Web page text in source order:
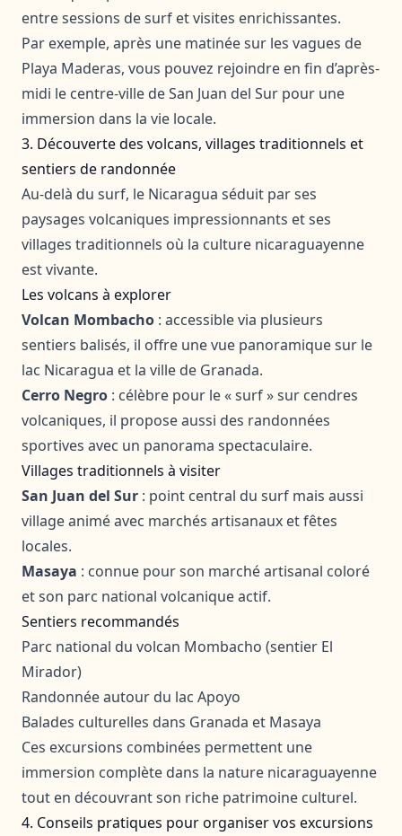
entre sessions de surf et visites enrichissantes.
Par exemple, après une matinée sur les vagues de
Playa Maderas, vous pouvez rejoindre en fin d’après-
midi le centre-ville de San Juan del Sur pour une
immersion dans la vie locale.
3. Découverte des volcans, villages traditionnels et
sentiers de randonnée
Au-delà du surf, le Nicaragua séduit par ses
paysages volcaniques impressionnants et ses
villages traditionnels où la culture nicaraguayenne
est vivante.
Les volcans à explorer
Volcan Mombacho : accessible via plusieurs
sentiers balisés, il offre une vue panoramique sur le
lac Nicaragua et la ville de Granada.
Cerro Negro : célèbre pour le « surf » sur cendres
volcaniques, il propose aussi des randonnées
sportives avec un panorama spectaculaire.
Villages traditionnels à visiter
San Juan del Sur : point central du surf mais aussi
village animé avec marchés artisanaux et fêtes
locales.
Masaya : connue pour son marché artisanal coloré
et son parc national volcanique actif.
Sentiers recommandés
Parc national du volcan Mombacho (sentier El
Mirador)
Randonnée autour du lac Apoyo
Balades culturelles dans Granada et Masaya
Ces excursions combinées permettent une
immersion complète dans la nature nicaraguayenne
tout en découvrant son riche patrimoine culturel.
4. Conseils pratiques pour organiser vos excursions